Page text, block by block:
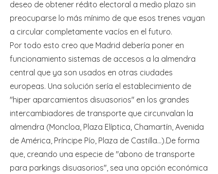
deseo de obtener rédito electoral a medio plazo sin
preocuparse lo más mínimo de que esos trenes vayan
a circular completamente vacíos en el futuro.
Por todo esto creo que Madrid debería poner en
funcionamiento sistemas de accesos a la almendra
central que ya son usados en otras ciudades
europeas. Una solución sería el establecimiento de
"hiper aparcamientos disuasorios" en los grandes
intercambiadores de transporte que circunvalan la
almendra (Moncloa, Plaza Elíptica, Chamartín, Avenida
de América, Príncipe Pío, Plaza de Castilla…).De forma
que, creando una especie de "abono de transporte
para parkings disuasorios", sea una opción económica